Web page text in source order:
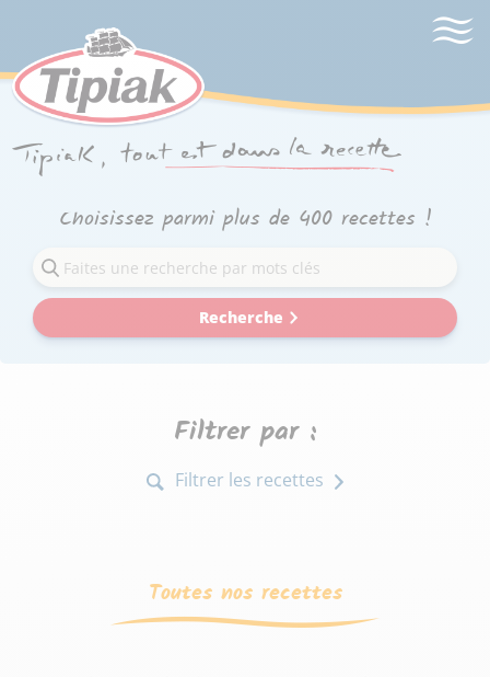
Choisissez parmi plus de 400 recettes !
Recherche
Filtrer par :
Filtrer les recettes
Toutes nos recettes